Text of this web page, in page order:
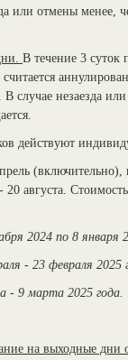
или отмены менее,
В течение 3 суток
считается
В случае незаезда
действуют
августа.
2024 по 8 января
- 23 февраля 2025
- 9 марта 2025 года.
на выходные дни